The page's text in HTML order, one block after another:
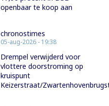
openbaar te koop aan
chronostimes
05-aug-2026 - 19:38
Drempel verwijderd voor
vlottere doorstroming op
kruispunt
Keizerstraat/